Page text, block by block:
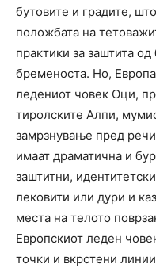
бутовите и градите,
положбата на
практики за заштита
бременоста. Но,
ледениот човек Оци,
тиролските Алпи,
замрзнување пред
имаат драматична и
заштитни,
лековити или дури и
места на телото
Европскиот леден
точки и вкрстени